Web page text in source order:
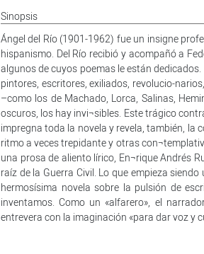
Sinopsis
Ángel del Río (1901-1962) fue un insigne
hispanismo. Del Río recibió y acompañó a
algunos de cuyos poemas le están
pintores, escritores, exiliados, revolucio-
–como los de Machado, Lorca, Salinas,
oscuros, los hay invi¬sibles. Este trágico
impregna toda la novela y revela, también, la
ritmo a veces trepidante y otras
una prosa de aliento lírico, En¬rique Andrés
raíz de la Guerra Civil. Lo que empieza
hermosísima novela sobre la pulsión de
inventamos. Como un «alfarero», el
entrevera con la imaginación «para dar voz y